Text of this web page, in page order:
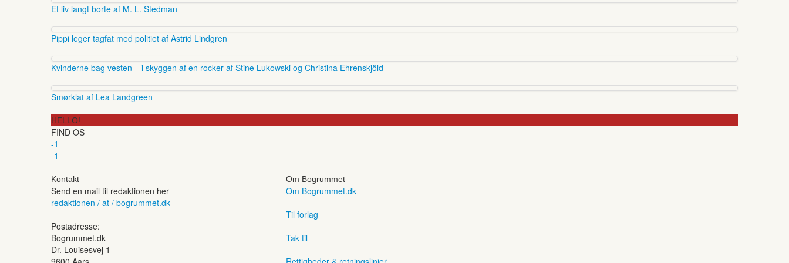
Et liv langt borte af M. L. Stedman
Pippi leger tagfat med politiet af Astrid Lindgren
Kvinderne bag vesten – i skyggen af en rocker af Stine Lukowski og Christina Ehrenskjöld
Smørklat af Lea Landgreen
HELLO!
FIND OS
-1
-1
Kontakt
Send en mail til redaktionen her
redaktionen / at / bogrummet.dk
Postadresse:
Bogrummet.dk
Dr. Louisesvej 1
Om Bogrummet
Om Bogrummet.dk
Til forlag
Tak til